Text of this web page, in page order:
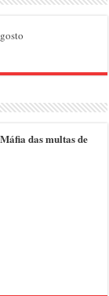
das multas de